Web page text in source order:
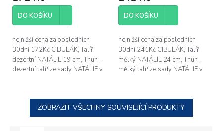
je
5,0
5
hvězdiček.
DO KOŠÍKU
nejnižší cena za posledních
30dní 172Kč CIBULÁK, Talíř
dezertní NATÁLIE 19 cm, Thun -
dezertní talíř ze sady NATÁLIE v
je
5,0
5
hvězdiček.
DO KOŠÍKU
nejnižší cena za posledních
30dní 241Kč CIBULÁK, Talíř
mělký NATÁLIE 24 cm, Thun -
mělký talíř ze sady NATÁLIE v
cm -...
ZOBRAZIT VŠECHNY SOUVISEJÍCÍ PRODUKTY